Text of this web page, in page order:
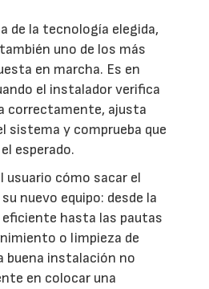
de la tecnología elegida,
uno de los más
en marcha. Es en
el instalador verifica
correctamente, ajusta
sistema y comprueba que
esperado.
usuario cómo sacar el
nuevo equipo: desde la
hasta las pautas
o limpieza de
buena instalación no
en colocar una